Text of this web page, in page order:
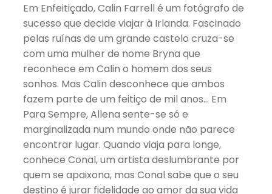
Em Enfeitiçado, Calin Farrell é um fotógrafo de
sucesso que decide viajar à Irlanda. Fascinado
pelas ruínas de um grande castelo cruza-se
com uma mulher de nome Bryna que
reconhece em Calin o homem dos seus
sonhos. Mas Calin desconhece que ambos
fazem parte de um feitiço de mil anos… Em
Para Sempre, Allena sente-se só e
marginalizada num mundo onde não parece
encontrar lugar. Quando viaja para longe,
conhece Conal, um artista deslumbrante por
quem se apaixona, mas Conal sabe que o seu
destino é jurar fidelidade ao amor da sua vida